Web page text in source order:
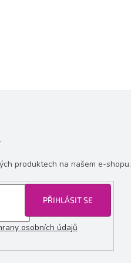
produktech na našem e-shopu.
osobních údajů
PŘIHLÁSIT SE